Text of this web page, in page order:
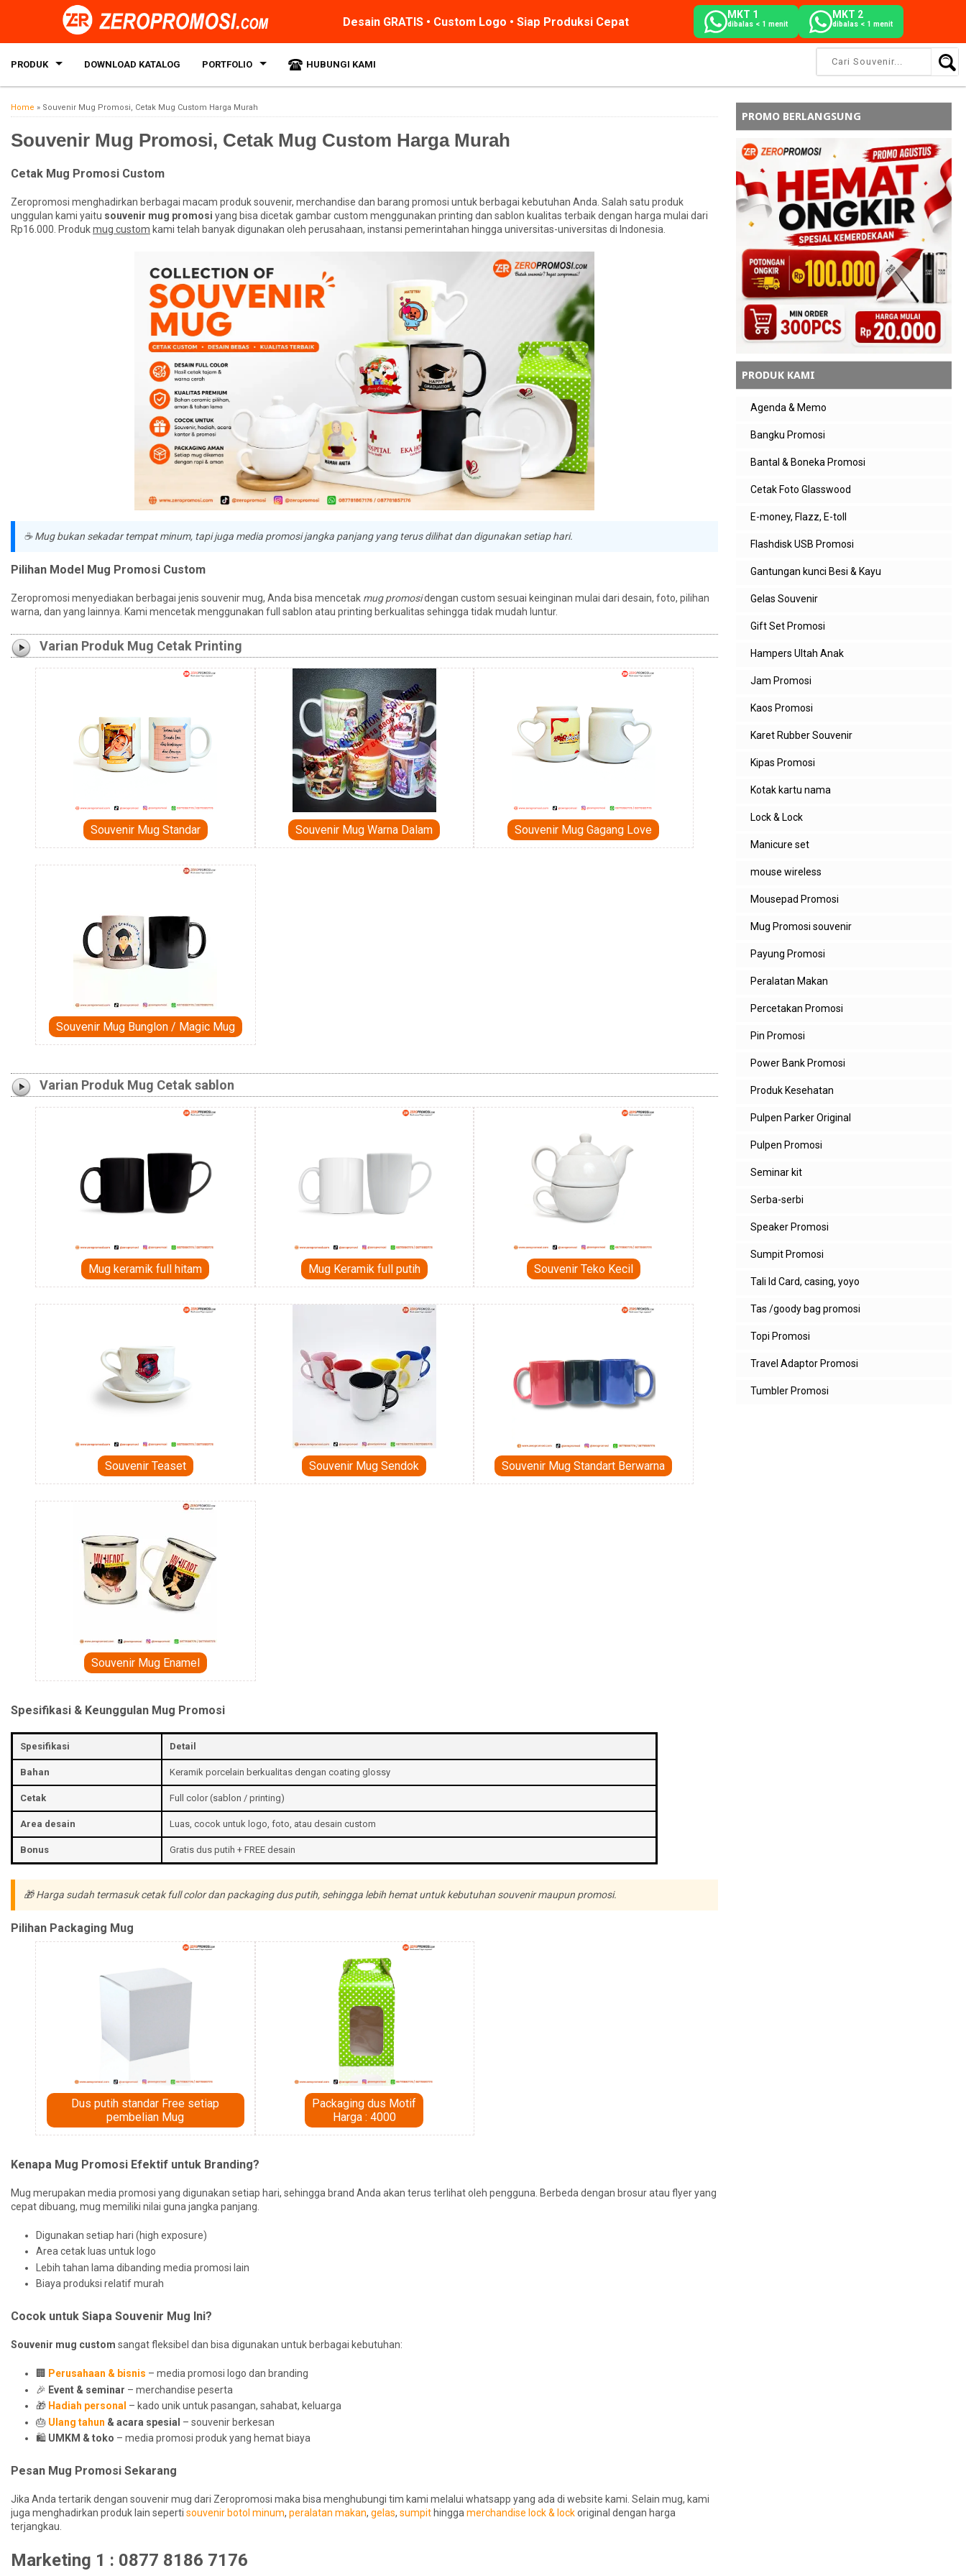
Desain GRATIS • Custom Logo • Siap Produksi Cepat
MKT 1
dibalas < 1 menit
MKT 2
dibalas < 1 menit
PRODUK DOWNLOAD KATALOG PORTFOLIO HUBUNGI KAMI
Home » Souvenir Mug Promosi, Cetak Mug Custom Harga Murah
Souvenir Mug Promosi, Cetak Mug Custom Harga Murah
Cetak Mug Promosi Custom
Zeropromosi menghadirkan berbagai macam produk souvenir, merchandise dan barang promosi untuk berbagai kebutuhan Anda. Salah satu produk
unggulan kami yaitu souvenir mug promosi yang bisa dicetak gambar custom menggunakan printing dan sablon kualitas terbaik dengan harga mulai dari
Rp16.000. Produkmug custom kami telah banyak digunakan oleh perusahaan, instansi pemerintahan hingga universitas-universitas di Indonesia.
☕ Mug bukan sekadar tempat minum, tapi juga media promosi jangka panjang yang terus dilihat dan digunakan setiap hari.
Pilihan Model Mug Promosi Custom
Zeropromosi menyediakan berbagai jenis souvenir mug, Anda bisa mencetak mug promosidengan custom sesuai keinginan mulai dari desain, foto, pilihan
warna, dan yang lainnya. Kami mencetak menggunakan full sablon atau printing berkualitas sehingga tidak mudah luntur.
Varian Produk Mug Cetak Printing
Souvenir Mug Standar Souvenir Mug Warna Dalam Souvenir Mug Gagang Love
Souvenir Mug Bunglon / Magic Mug
Varian Produk Mug Cetak sablon
Mug keramik full hitam Mug Keramik full putih Souvenir Teko Kecil
Souvenir Teaset Souvenir Mug Sendok Souvenir Mug Standart Berwarna
Souvenir Mug Enamel
Spesifikasi & Keunggulan Mug Promosi
Spesifikasi Detail
Bahan Keramik porcelain berkualitas dengan coating glossy
Cetak Full color (sablon / printing)
Area desain Luas, cocok untuk logo, foto, atau desain custom
Bonus Gratis dus putih + FREE desain
🎁 Harga sudah termasuk cetak full color dan packaging dus putih, sehingga lebih hemat untuk kebutuhan souvenir maupun promosi.
Pilihan Packaging Mug
Dus putih standar Free setiap
pembelian Mug
Packaging dus Motif
Harga : 4000
Kenapa Mug Promosi Efektif untuk Branding?
Mug merupakan media promosi yang digunakan setiap hari, sehingga brand Anda akan terus terlihat oleh pengguna. Berbeda dengan brosur atau flyer yang
cepat dibuang, mug memiliki nilai guna jangka panjang.
Digunakan setiap hari (high exposure)
Area cetak luas untuk logo
Lebih tahan lama dibanding media promosi lain
Biaya produksi relatif murah
Cocok untuk Siapa Souvenir Mug Ini?
Souvenir mug custom sangat fleksibel dan bisa digunakan untuk berbagai kebutuhan:
🏢 Perusahaan & bisnis – media promosi logo dan branding
🎉 Event & seminar – merchandise peserta
🎁 Hadiah personal – kado unik untuk pasangan, sahabat, keluarga
🎂 Ulang tahun & acara spesial – souvenir berkesan
🛍️ UMKM & toko – media promosi produk yang hemat biaya
Pesan Mug Promosi Sekarang
Jika Anda tertarik dengan souvenir mug dari Zeropromosi maka bisa menghubungi tim kami melalui whatsapp yang ada di website kami. Selain mug, kami
juga menghadirkan produk lain seperti souvenir botol minum, peralatan makan, gelas, sumpit hinggamerchandise lock & lockoriginal dengan harga
terjangkau.
Marketing 1 : 0877 8186 7176
PROMO BERLANGSUNG
PRODUK KAMI
Agenda & Memo
Bangku Promosi
Bantal & Boneka Promosi
Cetak Foto Glasswood
E-money, Flazz, E-toll
Flashdisk USB Promosi
Gantungan kunci Besi & Kayu
Gelas Souvenir
Gift Set Promosi
Hampers Ultah Anak
Jam Promosi
Kaos Promosi
Karet Rubber Souvenir
Kipas Promosi
Kotak kartu nama
Lock & Lock
Manicure set
mouse wireless
Mousepad Promosi
Mug Promosi souvenir
Payung Promosi
Peralatan Makan
Percetakan Promosi
Pin Promosi
Power Bank Promosi
Produk Kesehatan
Pulpen Parker Original
Pulpen Promosi
Seminar kit
Serba-serbi
Speaker Promosi
Sumpit Promosi
Tali Id Card, casing, yoyo
Tas /goody bag promosi
Topi Promosi
Travel Adaptor Promosi
Tumbler Promosi